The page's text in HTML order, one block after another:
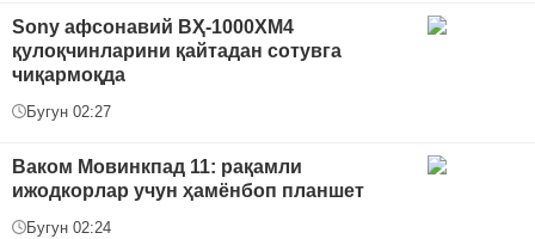
Sony афсонавий ВҲ-1000XM4
қулоқчинларини қайтадан сотувга
чиқармоқда
Бугун 02:27
Ваком Мовинкпад 11: рақамли
ижодкорлар учун ҳамёнбоп планшет
Бугун 02:24